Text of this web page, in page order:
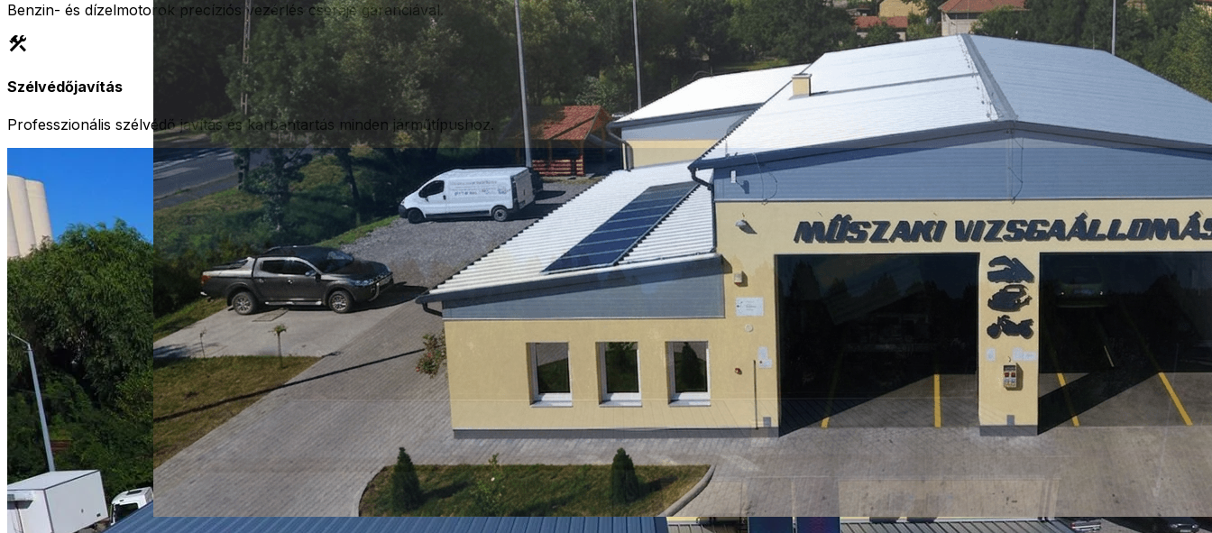
Benzin- és dízelmotorok precíziós vezérlés cseréje garanciával.
construction
Szélvédőjavítás
Professzionális szélvédő javítás és karbantartás minden járműtípushoz.